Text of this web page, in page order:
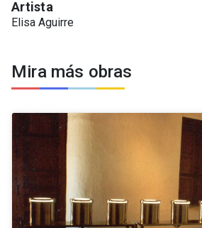
Artista
Elisa Aguirre
Mira más obras